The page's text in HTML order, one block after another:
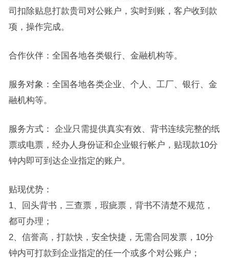
司扣除贴息打款贵司对公账户，实时到账，客户收到款
项，操作完成。
合作伙伴：全国各地各类银行、金融机构等。
服务对象：全国各地各类企业、个人、工厂、银行、金
融机构等。
服务方式： 企业只需提供真实有效、背书连续完整的纸
票或电票，经办人身份证和企业银行帐户，贴现款10分
钟内即可到达企业指定的账户。
贴现优势：
1、回头背书，三查票，瑕疵票，背书不清楚不规范，
都可办理；
2、信誉高，打款快，安全快捷，无需合同发票，10分
钟内可打款到企业指定的任一个或多个对公账户；